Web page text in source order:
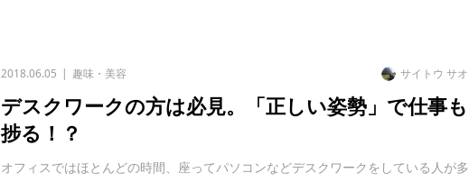
2018.06.05 趣味・美容 サイトウ サオ
デスクワークの方は必見。「正しい姿勢」で仕事も
捗る！？
オフィスではほとんどの時間、座ってパソコンなどデスクワークをしている人が多